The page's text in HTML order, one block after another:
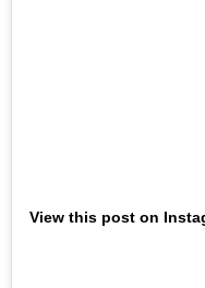
View this post on